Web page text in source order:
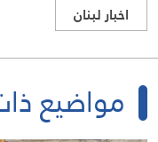
اخبار لبنان
مواضيع